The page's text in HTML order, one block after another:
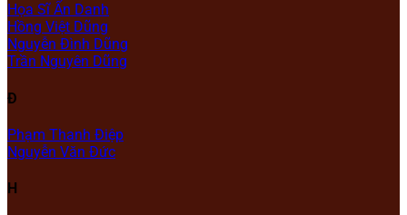
Họa Sĩ Ẩn Danh
Hồng Việt Dũng
Nguyễn Đình Dũng
Trần Nguyên Dũng
Đ
Phạm Thanh Điệp
Nguyễn Văn Đức
H